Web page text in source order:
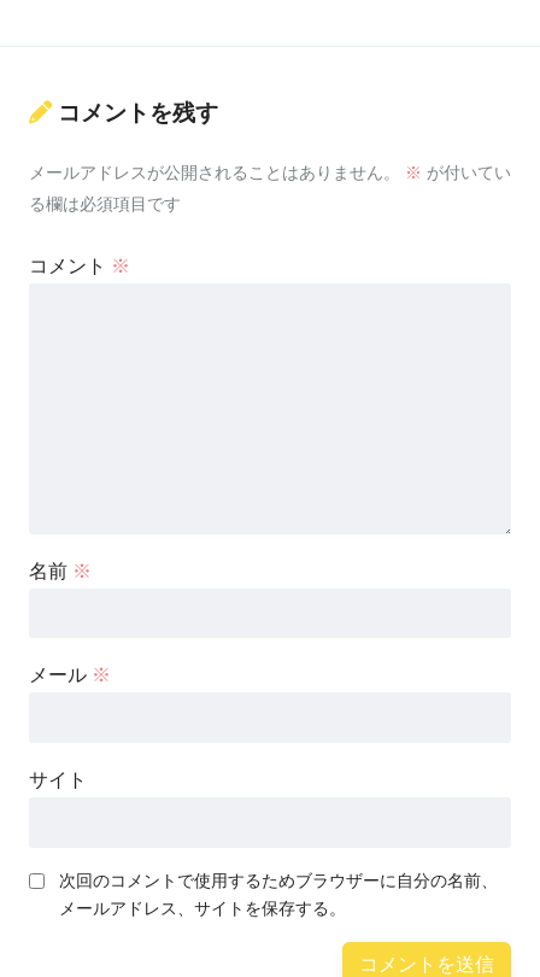
コメントを残す
メールアドレスが公開されることはありません。 ※ が付いてい
る欄は必須項目です
コメント ※
名前 ※
メール ※
サイト
次回のコメントで使用するためブラウザーに自分の名前、
メールアドレス、サイトを保存する。